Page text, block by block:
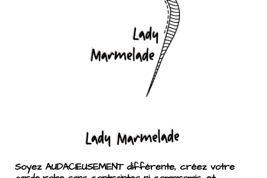
Soyez AUDACIEUSEMENT différente, créez votre